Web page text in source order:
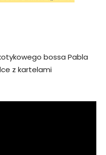
bossa Pabla
z kartelami